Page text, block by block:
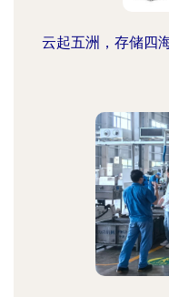
云起五洲，存储四